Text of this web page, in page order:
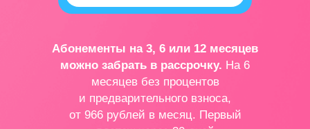
Абонементы на 3, 6 или 12 месяцев
можно забрать в рассрочку. На 6
месяцев без процентов
и предварительного взноса,
от 966 рублей в месяц. Первый